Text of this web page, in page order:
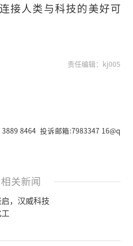
接人类与科技的美好可
责任编辑：kj005
8464 投诉邮箱:7983347 16@q
相关新闻
，汉威科技